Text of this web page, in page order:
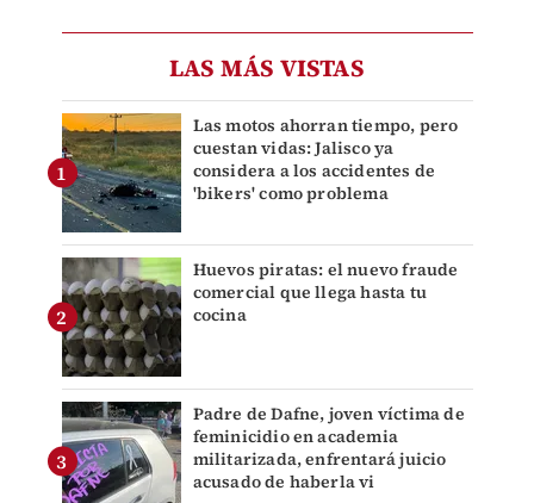
LAS MÁS VISTAS
Las motos ahorran tiempo, pero
cuestan vidas: Jalisco ya
considera a los accidentes de
'bikers' como problema
Huevos piratas: el nuevo fraude
comercial que llega hasta tu
cocina
Padre de Dafne, joven víctima de
feminicidio en academia
militarizada, enfrentará juicio
acusado de haberla vi